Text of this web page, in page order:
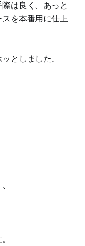
は良く、あっと
を本番用に仕上
としました。